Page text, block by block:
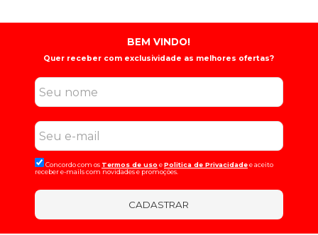
BEM VINDO!
Quer receber com exclusividade as melhores ofertas?
Concordo com os Termos de uso ePolitica de Privacidadee aceito
receber e-mails com novidades e promoções.
CADASTRAR